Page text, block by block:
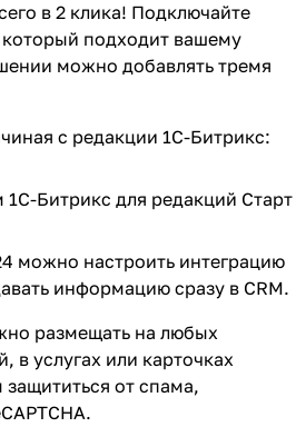
в 2 клика! Подключайте
который подходит вашему
можно добавлять тремя
с редакции 1С-Битрикс:
Битрикс для редакций Старт
можно настроить интеграцию
информацию сразу в CRM.
размещать на любых
в услугах или карточках
от спама,